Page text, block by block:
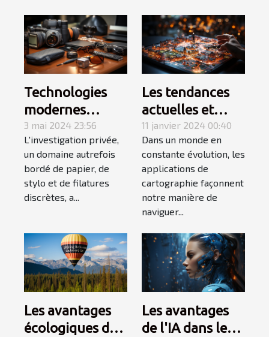
Technologies
modernes
utilisées dans
l'investigation
privée
3 mai 2024 23:56
L'investigation privée,
un domaine autrefois
bordé de papier, de
stylo et de filatures
discrètes, a...
Les tendances
actuelles et
futures des
applications de
cartographie
11 janvier 2024 00:40
Dans un monde en
constante évolution, les
applications de
cartographie façonnent
notre manière de
naviguer...
Les avantages
écologiques des
Les avantages
de l'IA dans le